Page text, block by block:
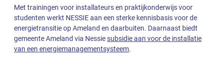
Met trainingen voor installateurs en praktijkonderwijs voor
studenten werkt NESSIE aan een sterke kennisbasis voor de
energietransitie op Ameland en daarbuiten. Daarnaast biedt
gemeente Ameland via Nessiesubsidie aan voor de installatie
van een energiemanagementsysteem.